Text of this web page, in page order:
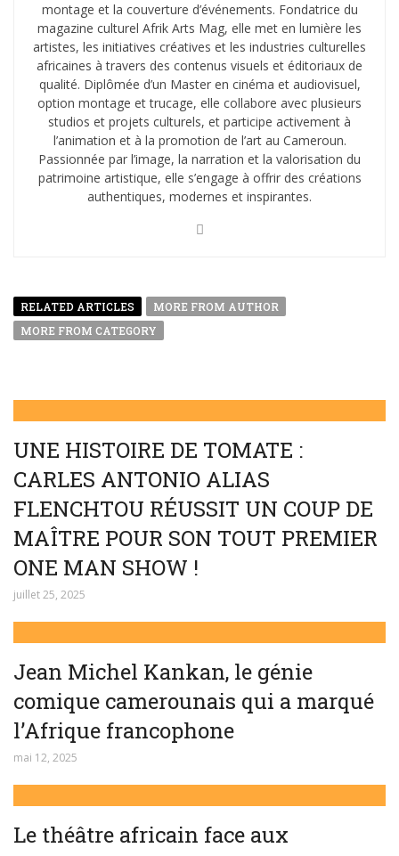
montage et la couverture d’événements. Fondatrice du
magazine culturel Afrik Arts Mag, elle met en lumière les
artistes, les initiatives créatives et les industries culturelles
africaines à travers des contenus visuels et éditoriaux de
qualité. Diplômée d’un Master en cinéma et audiovisuel,
option montage et trucage, elle collabore avec plusieurs
studios et projets culturels, et participe activement à
l’animation et à la promotion de l’art au Cameroun.
Passionnée par l’image, la narration et la valorisation du
patrimoine artistique, elle s’engage à offrir des créations
authentiques, modernes et inspirantes.
RELATED ARTICLES
MORE FROM AUTHOR
MORE FROM CATEGORY
UNE HISTOIRE DE TOMATE :
CARLES ANTONIO ALIAS
FLENCHTOU RÉUSSIT UN COUP DE
MAÎTRE POUR SON TOUT PREMIER
ONE MAN SHOW !
juillet 25, 2025
Jean Michel Kankan, le génie
comique camerounais qui a marqué
l’Afrique francophone
mai 12, 2025
Le théâtre africain face aux